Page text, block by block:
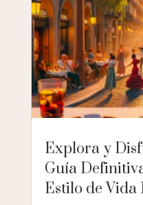
Explora y
Guía
Estilo de